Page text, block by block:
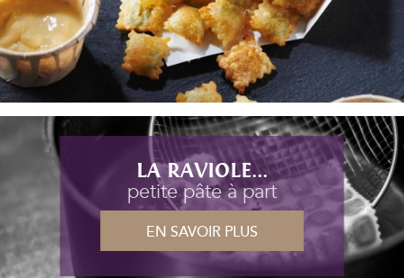
LA RAVIOLE...
petite pâte à part
EN SAVOIR PLUS